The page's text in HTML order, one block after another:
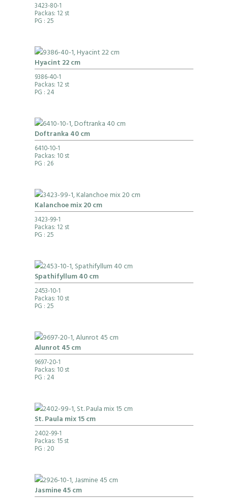
3423-80-1
Packas: 12 st
PG : 25
Hyacint 22 cm
9386-40-1
Packas: 12 st
PG : 24
Doftranka 40 cm
6410-10-1
Packas: 10 st
PG : 26
Kalanchoe mix 20 cm
3423-99-1
Packas: 12 st
PG : 25
Spathifyllum 40 cm
2453-10-1
Packas: 10 st
PG : 25
Alunrot 45 cm
9697-20-1
Packas: 10 st
PG : 24
St. Paula mix 15 cm
2402-99-1
Packas: 15 st
PG : 20
Jasmine 45 cm